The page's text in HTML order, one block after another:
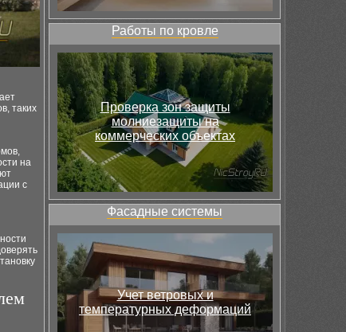
таких
на
с
Работы по кровле
Проверка зон защиты
молниезащиты на
коммерческих объектах
Фасадные системы
Учет ветровых и
температурных деформаций